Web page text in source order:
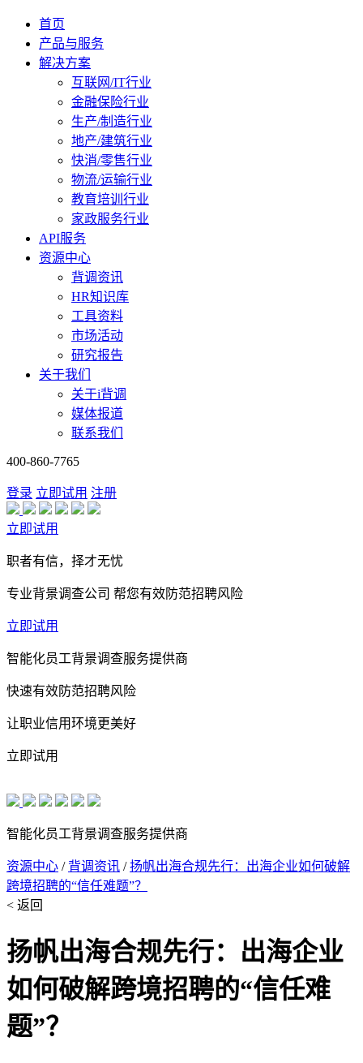
首页
产品与服务
解决方案
互联网/IT行业
金融保险行业
生产/制造行业
地产/建筑行业
快消/零售行业
物流/运输行业
教育培训行业
家政服务行业
API服务
资源中心
背调资讯
HR知识库
工具资料
市场活动
研究报告
关于我们
关于i背调
媒体报道
联系我们
400-860-7765
登录 立即试用 注册
立即试用
职者有信，择才无忧
专业背景调查公司 帮您有效防范招聘风险
立即试用
智能化员工背景调查服务提供商
快速有效防范招聘风险
让职业信用环境更美好
立即试用
智能化员工背景调查服务提供商
资源中心 / 背调资讯 /扬帆出海合规先行：出海企业如何破解
跨境招聘的“信任难题”？
< 返回
扬帆出海合规先行：出海企业
如何破解跨境招聘的“信任难
题”？